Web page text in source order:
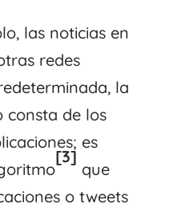
las noticias en
redes
la
consta de los
es
[3]
que
o tweets